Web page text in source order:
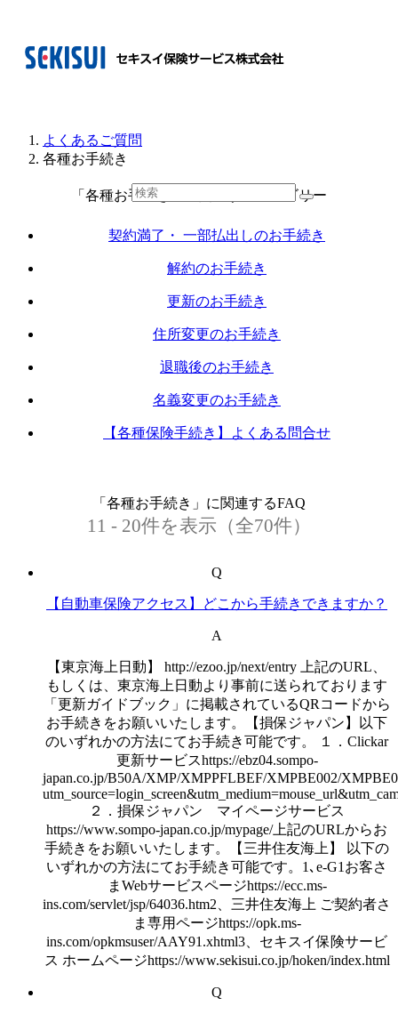
よくあるご質問
各種お手続き
「各種お手続き」に関連するカテゴリー
契約満了・ 一部払出しのお手続き
解約のお手続き
更新のお手続き
住所変更のお手続き
退職後のお手続き
名義変更のお手続き
【各種保険手続き】よくある問合せ
「各種お手続き」に関連するFAQ
11 - 20件を表示（全70件）
Q
【自動車保険アクセス】どこから手続きできますか？
A
【東京海上日動】 http://ezoo.jp/next/entry 上記のURL、
もしくは、東京海上日動より事前に送られております
「更新ガイドブック」に掲載されているQRコードから
お手続きをお願いいたします。【損保ジャパン】以下
のいずれかの方法にてお手続き可能です。 １．Clickar
更新サービスhttps://ebz04.sompo-
japan.co.jp/B50A/XMP/XMPPFLBEF/XMPBE002/
２．損保ジャパン マイページサービス
https://www.sompo-japan.co.jp/mypage/上記のURLからお
手続きをお願いいたします。【三井住友海上】 以下の
いずれかの方法にてお手続き可能です。1､e-G1お客さ
まWebサービスページhttps://ecc.ms-
ins.com/servlet/jsp/64036.htm2、三井住友海上 ご契約者さ
ま専用ページhttps://opk.ms-
ins.com/opkmsuser/AAY91.xhtml3、セキスイ保険サービ
ス ホームページhttps://www.sekisui.co.jp/hoken/index.html
Q